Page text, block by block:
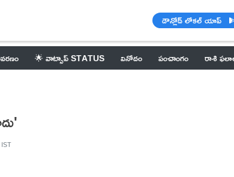
డౌన్లోడ్ లోకల్ యాప్
🌟 వాట్సాప్ STATUS వినోదం పంచాంగం రాశి